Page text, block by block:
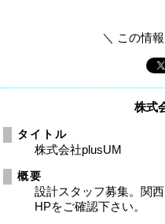
＼ この情
株式
タイトル
株式会社plusUM
概要
設計スタッフ募集。関
HPをご確認下さい。